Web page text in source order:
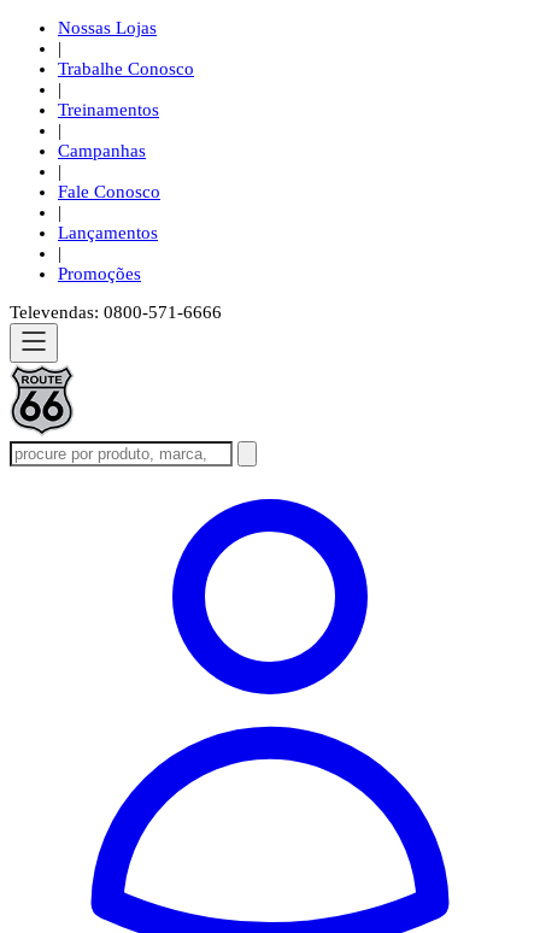
Nossas Lojas
|
Trabalhe Conosco
|
Treinamentos
|
Campanhas
|
Fale Conosco
|
Lançamentos
|
Promoções
Televendas: 0800-571-6666